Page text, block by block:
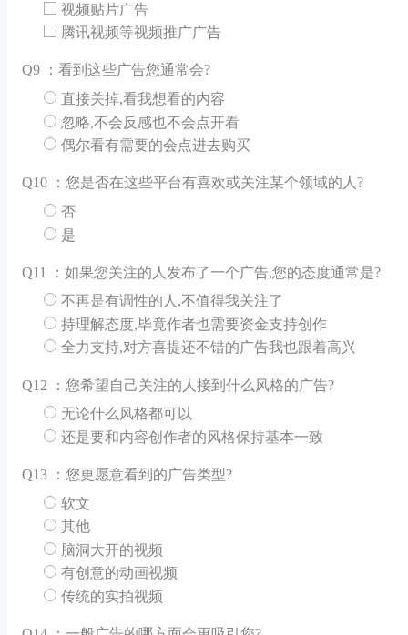
视频贴片广告
腾讯视频等视频推广广告
Q9 ：看到这些广告您通常会?
直接关掉,看我想看的内容
忽略,不会反感也不会点开看
偶尔看有需要的会点进去购买
Q10 ：您是否在这些平台有喜欢或关注某个领域的人?
否
是
Q11 ：如果您关注的人发布了一个广告,您的态度通常是?
不再是有调性的人,不值得我关注了
持理解态度,毕竟作者也需要资金支持创作
全力支持,对方喜提还不错的广告我也跟着高兴
Q12 ：您希望自己关注的人接到什么风格的广告?
无论什么风格都可以
还是要和内容创作者的风格保持基本一致
Q13 ：您更愿意看到的广告类型?
软文
其他
脑洞大开的视频
有创意的动画视频
传统的实拍视频